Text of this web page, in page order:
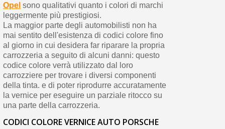
Opel sono qualitativi quanto i colori di marchi
leggermente più prestigiosi.
La maggior parte degli automobilisti non ha
mai sentito dell'esistenza di codici colore fino
al giorno in cui desidera far riparare la propria
carrozzeria a seguito di alcuni danni: questo
codice colore verrà utilizzato dal loro
carrozziere per trovare i diversi componenti
della tinta. e di poter riprodurre accuratamente
la vernice per eseguire un parziale ritocco su
una parte della carrozzeria.
CODICI COLORE VERNICE AUTO PORSCHE